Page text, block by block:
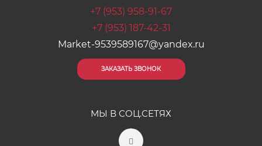
+7 (953) 958-91-67
+7 (953) 187-42-31
Market-9539589167@yandex.ru
ЗАКАЗАТЬ ЗВОНОК
МЫ В СОЦ.СЕТЯХ